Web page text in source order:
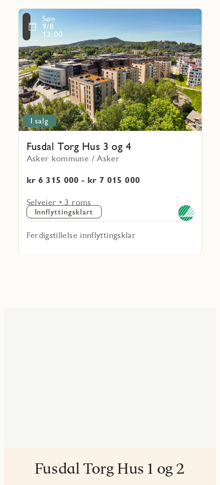
I salg
Fusdal Torg Hus 3 og 4
Asker kommune / Asker
kr 6 315 000 - kr 7 015 000
Selveier • 3 roms
Innflyttingsklart
Ferdigstillelse innflyttingsklar
Søn
9/8
13:00
Les
mer
Fusdal
Torg
Hus
3
og
4
Fusdal Torg Hus 1 og 2